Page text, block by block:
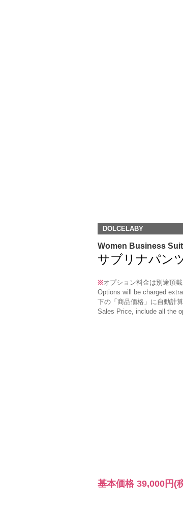
DOLCELABY
Women Business
サブリナパン
※オプション料金は別途頂戴
Options will be charged
下の「商品価格」に自動計算
Sales Price, include all the
基本価格 39,000円 (